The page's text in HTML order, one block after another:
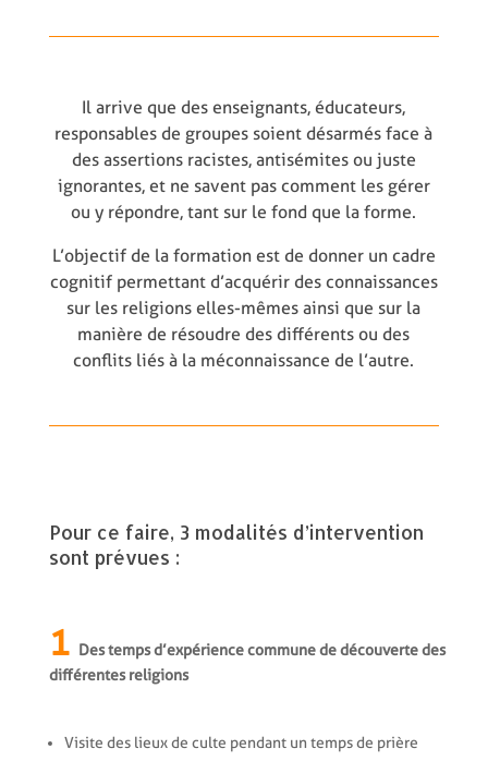
Il arrive que des enseignants, éducateurs,
responsables de groupes soient désarmés face à
des assertions racistes, antisémites ou juste
ignorantes, et ne savent pas comment les gérer
ou y répondre, tant sur le fond que la forme.
L’objectif de la formation est de donner un cadre
cognitif permettant d’acquérir des connaissances
sur les religions elles-mêmes ainsi que sur la
manière de résoudre des différents ou des
conflits liés à la méconnaissance de l’autre.
Pour ce faire, 3 modalités d’intervention
sont prévues :
1 Des temps d’expérience commune de découverte des
différentes religions
Visite des lieux de culte pendant un temps de prière